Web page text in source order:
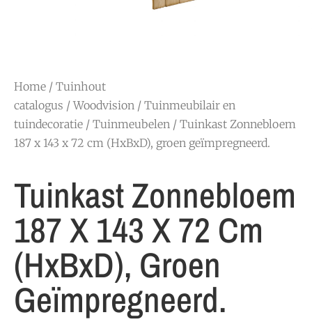
Home / Tuinhout
catalogus /Woodvision / Tuinmeubilair en
tuindecoratie / Tuinmeubelen / Tuinkast Zonnebloem
187 x 143 x 72 cm (HxBxD), groen geïmpregneerd.
Tuinkast Zonnebloem
187 X 143 X 72 Cm
(HxBxD), Groen
Geïmpregneerd.